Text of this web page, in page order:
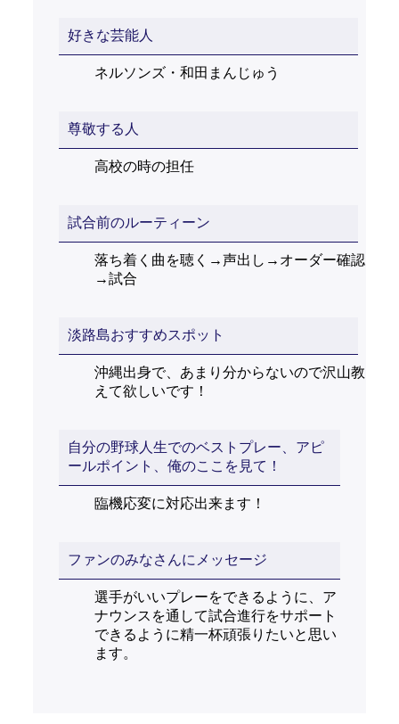
好きな芸能人
ネルソンズ・和田まんじゅう
尊敬する人
高校の時の担任
試合前のルーティーン
落ち着く曲を聴く→声出し→オーダー確認
→試合
淡路島おすすめスポット
沖縄出身で、あまり分からないので沢山教
えて欲しいです！
自分の野球人生でのベストプレー、アピ
ールポイント、俺のここを見て！
臨機応変に対応出来ます！
ファンのみなさんにメッセージ
選手がいいプレーをできるように、ア
ナウンスを通して試合進行をサポート
できるように精一杯頑張りたいと思い
ます。